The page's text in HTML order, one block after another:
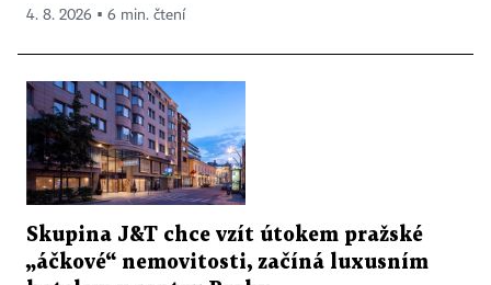
4. 8. 2026 ▪ 6 min. čtení
Skupina J&T chce vzít útokem pražské
„áčkové“ nemovitosti, začíná luxusním